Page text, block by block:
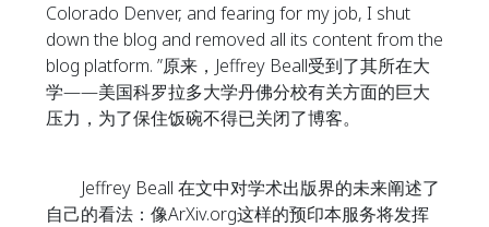
Colorado Denver, and fearing for my job, I shut
down the blog and removed all its content from the
blog platform. ”原来，Jeffrey Beall受到了其所在大
学——美国科罗拉多大学丹佛分校有关方面的巨大
压力，为了保住饭碗不得已关闭了博客。
Jeffrey Beall 在文中对学术出版界的未来阐述了
自己的看法：像ArXiv.org这样的预印本服务将发挥